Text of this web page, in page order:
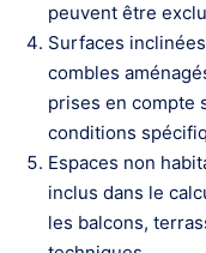
peuvent être
Surfaces
combles
prises en compte
conditions
Espaces non
inclus dans le
les balcons,